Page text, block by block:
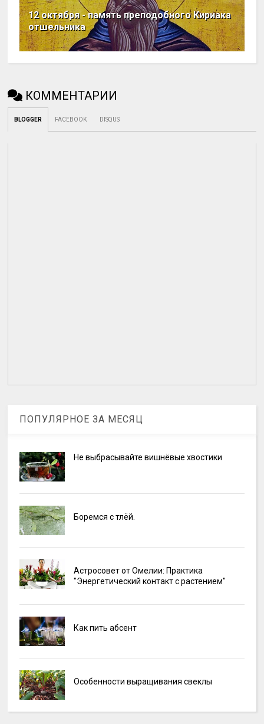
12 октября - память преподобного Кириака
отшельника
КОММЕНТАРИИ
BLOGGER FACEBOOK DISQUS
ПОПУЛЯРНОЕ ЗА МЕСЯЦ
Не выбрасывайте вишнёвые хвостики
Боремся с тлёй.
Астросовет от Омелии: Практика
"Энергетический контакт с растением"
Как пить абсент
Особенности выращивания свеклы